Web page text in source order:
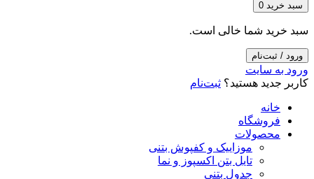
سبد خرید 0
سبد خرید شما خالی است.
ورود / ثبت‌نام
ورود به سایت
کاربر جدید هستید؟ ثبت‌نام
خانه
فروشگاه
محصولات
موزاییک و کفپوش بتنی
تایل بتن اکسپوز و نما
جدول بتنی